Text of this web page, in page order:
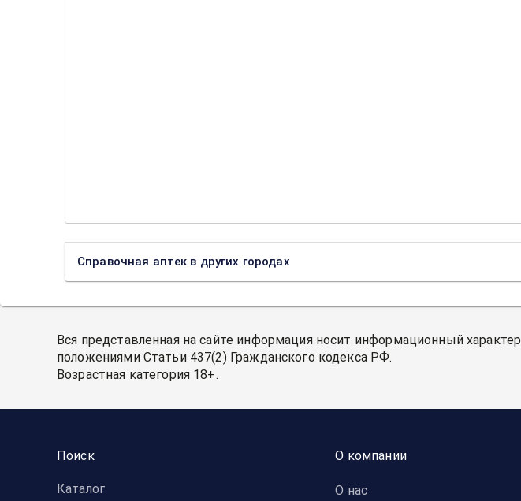
Справочная аптек в других городах
Вся представленная на сайте информация носит информационный
положениями Статьи 437(2) Гражданского кодекса РФ.
Возрастная категория 18+.
Поиск
Каталог
О компании
О нас